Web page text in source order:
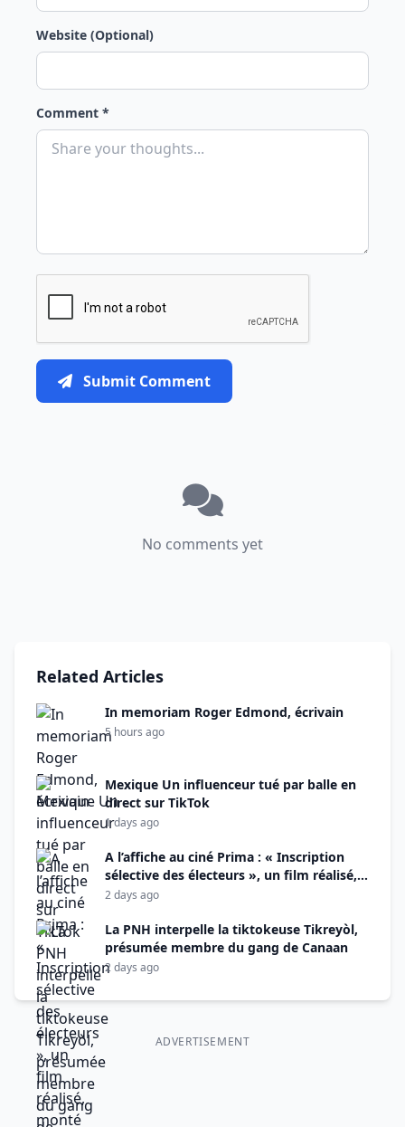
Website (Optional)
Comment *
Submit Comment
No comments yet
Related Articles
In memoriam Roger Edmond, écrivain
5 hours ago
Mexique Un influenceur tué par balle en
direct sur TikTok
1 days ago
A l’affiche au ciné Prima : « Inscription
sélective des électeurs », un film réalisé,
monté et produit par Alix Didier Fils-Aimé
2 days ago
La PNH interpelle la tiktokeuse Tikreyòl,
présumée membre du gang de Canaan
2 days ago
ADVERTISEMENT